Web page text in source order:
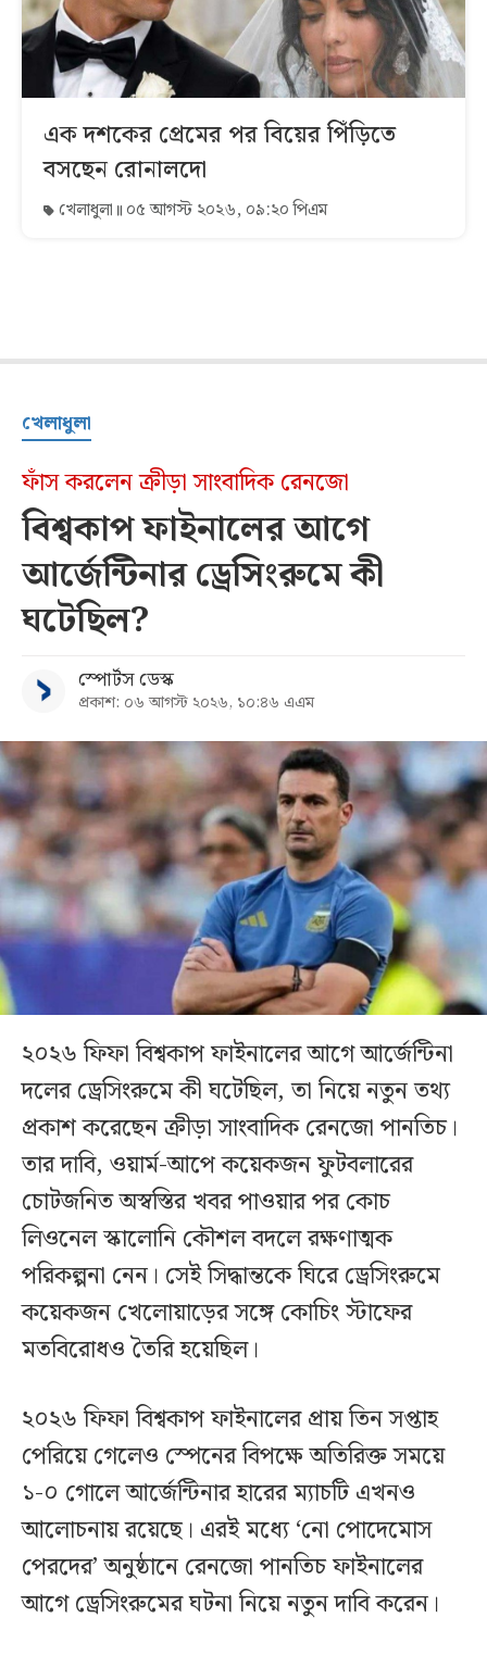
এক দশকের প্রেমের পর বিয়ের পিঁড়িতে
বসছেন রোনালদো
খেলাধুলা ০৫ আগস্ট ২০২৬, ০৯:২০ পিএম
খেলাধুলা
ফাঁস করলেন ক্রীড়া সাংবাদিক রেনজো
বিশ্বকাপ ফাইনালের আগে
আর্জেন্টিনার ড্রেসিংরুমে কী
ঘটেছিল?
স্পোর্টস ডেস্ক
প্রকাশ: ০৬ আগস্ট ২০২৬, ১০:৪৬ এএম
২০২৬ ফিফা বিশ্বকাপ ফাইনালের আগে আর্জেন্টিনা
দলের ড্রেসিংরুমে কী ঘটেছিল, তা নিয়ে নতুন তথ্য
প্রকাশ করেছেন ক্রীড়া সাংবাদিক রেনজো পানতিচ।
তার দাবি, ওয়ার্ম-আপে কয়েকজন ফুটবলারের
চোটজনিত অস্বস্তির খবর পাওয়ার পর কোচ
লিওনেল স্কালোনি কৌশল বদলে রক্ষণাত্মক
পরিকল্পনা নেন। সেই সিদ্ধান্তকে ঘিরে ড্রেসিংরুমে
কয়েকজন খেলোয়াড়ের সঙ্গে কোচিং স্টাফের
মতবিরোধও তৈরি হয়েছিল।
২০২৬ ফিফা বিশ্বকাপ ফাইনালের প্রায় তিন সপ্তাহ
পেরিয়ে গেলেও স্পেনের বিপক্ষে অতিরিক্ত সময়ে
১-০ গোলে আর্জেন্টিনার হারের ম্যাচটি এখনও
আলোচনায় রয়েছে। এরই মধ্যে ‘নো পোদেমোস
পেরদের’ অনুষ্ঠানে রেনজো পানতিচ ফাইনালের
আগে ড্রেসিংরুমের ঘটনা নিয়ে নতুন দাবি করেন।